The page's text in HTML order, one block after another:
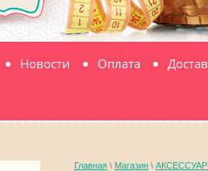
Новости Оплата
Главная \ Магазин \